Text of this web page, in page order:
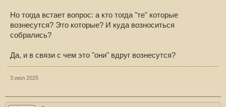
Но тогда встает вопрос: а кто тогда "те" которые
вознесутся? Это которые? И куда возноситься
собрались?
Да, и в связи с чем это "они" вдруг вознесутся?
3 июл 2025